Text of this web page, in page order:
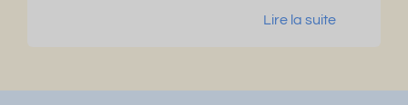
Lire la suite